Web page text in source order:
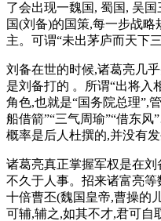
了会出现一魏国, 蜀国, 吴
国(刘备)的国策,每一步战
主。可谓“未出茅庐而天下
刘备在世的时候,诸葛亮几
是刘备打的 。所谓“出将入
角色,也就是“国务院总理”,
船借箭”“三气周瑜”“借东
概率是后人杜撰的,并没有发
诸葛亮真正掌握军权是在
不久于人事。招来诸富亮
十倍曹丕(魏国皇帝,曹操的
可辅,辅之,如其不才,君可自